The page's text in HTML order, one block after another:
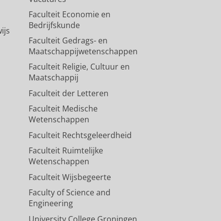
Faculteit Economie en
Bedrijfskunde
Faculteit Gedrags- en
Maatschappijwetenschappen
Faculteit Religie, Cultuur en
Maatschappij
Faculteit der Letteren
Faculteit Medische
Wetenschappen
Faculteit Rechtsgeleerdheid
Faculteit Ruimtelijke
Wetenschappen
Faculteit Wijsbegeerte
Faculty of Science and
Engineering